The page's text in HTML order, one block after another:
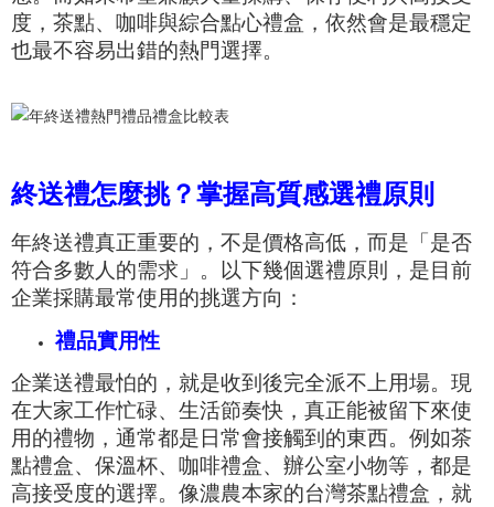
度，茶點、咖啡與綜合點心禮盒，依然會是最穩定
也最不容易出錯的熱門選擇。
終送禮怎麼挑？掌握高質感選禮原則
年終送禮真正重要的，不是價格高低，而是「是否
符合多數人的需求」。以下幾個選禮原則，是目前
企業採購最常使用的挑選方向：
禮品實用性
企業送禮最怕的，就是收到後完全派不上用場。現
在大家工作忙碌、生活節奏快，真正能被留下來使
用的禮物，通常都是日常會接觸到的東西。例如茶
點禮盒、保溫杯、咖啡禮盒、辦公室小物等，都是
高接受度的選擇。像濃農本家的台灣茶點禮盒，就